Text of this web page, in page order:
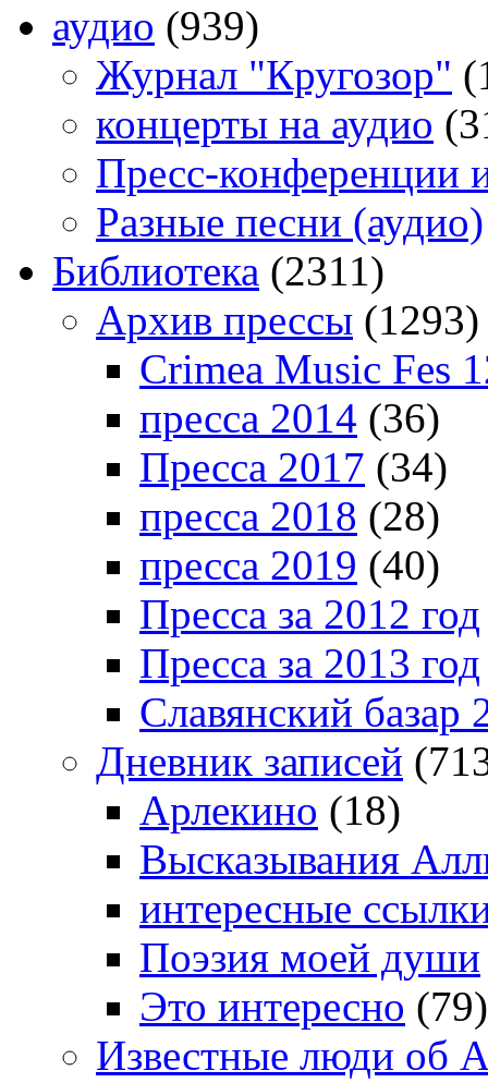
аудио (939)
Журнал "Кругозор"
концерты на аудио
Пресс-конференции
Разные песни (аудио)
Библиотека (2311)
Архив прессы (1293)
Crimea Music Fes
пресса 2014 (36)
Пресса 2017 (34)
пресса 2018 (28)
пресса 2019 (40)
Пресса за 2012 год
Пресса за 2013 год
Славянский базар
Дневник записей
Арлекино (18)
Высказывания
интересные
Поэзия моей души
Это интересно (79)
Известные люди об